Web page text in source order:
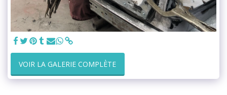
VOIR LA GALERIE COMPLÈTE